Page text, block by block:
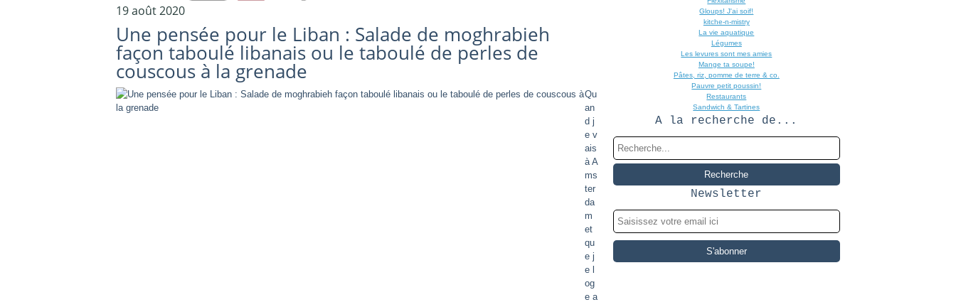
19 août 2020
Une pensée pour le Liban : Salade de moghrabieh
façon taboulé libanais ou le taboulé de perles de
couscous à la grenade
Qu
an
d j
e v
ais
à A
ms
ter
da
m
et
qu
e j
e l
og
e a
Gloups! J'ai soif!
kitche-n-mistry
La vie aquatique
Légumes
Les levures sont mes amies
Mange ta soupe!
Pâtes, riz, pomme de terre & co.
Pauvre petit poussin!
Restaurants
Sandwich & Tartines
A la recherche de...
Newsletter